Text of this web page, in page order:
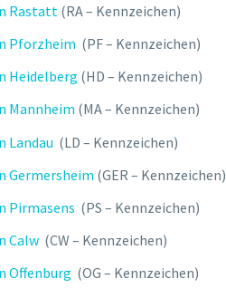
Rastatt (RA – Kennzeichen)
Pforzheim (PF – Kennzeichen)
Heidelberg (HD – Kennzeichen)
Mannheim (MA – Kennzeichen)
Landau (LD – Kennzeichen)
Germersheim (GER – Kennzeichen)
Pirmasens (PS – Kennzeichen)
Calw (CW – Kennzeichen)
Offenburg (OG – Kennzeichen)